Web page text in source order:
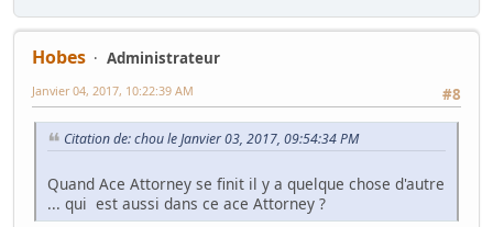
Hobes
Administrateur
#8
Janvier 04, 2017, 10:22:39 AM
Citation de: chou le Janvier 03, 2017, 09:54:34 PM
Quand Ace Attorney se finit il y a quelque chose d'autre
... qui est aussi dans ce ace Attorney ?